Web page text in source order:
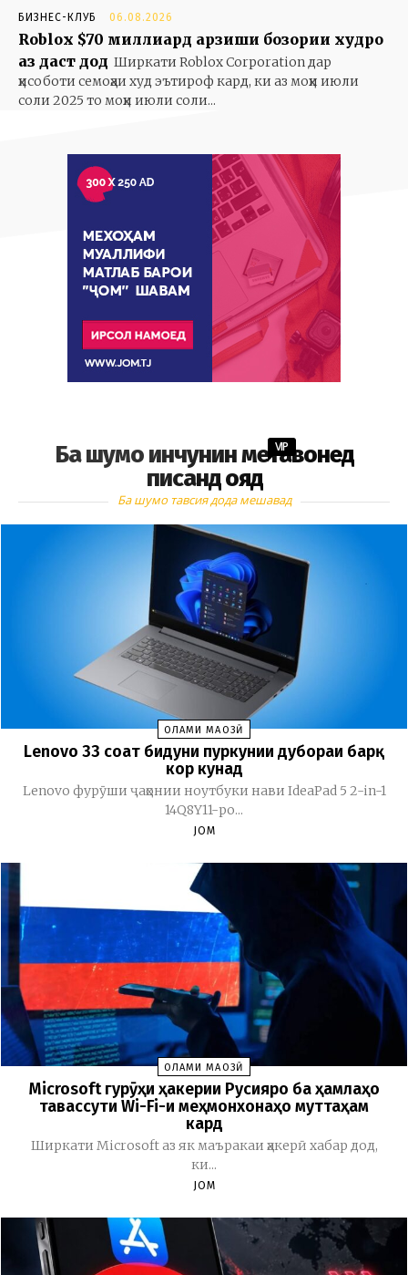
БИЗНЕС-КЛУБ 06.08.2026
Roblox $70 миллиард арзиши бозории худро
аз даст дод Ширкати Roblox Corporation дар
ҳисоботи семоҳаи худ эътироф кард, ки аз моҳи июли
соли 2025 то моҳи июли соли...
Ба шумо инчунин метавонед
писанд ояд
VIP
Ба шумо тавсия дода мешавад
ОЛАМИ МАҶОЗӢ
Lenovo 33 соат бидуни пуркунии дубораи барқ
кор кунад
Lenovo фурӯши ҷаҳонии ноутбуки нави IdeaPad 5 2-in-1
14Q8Y11-ро...
JOM
ОЛАМИ МАҶОЗӢ
Microsoft гурӯҳи ҳакерии Русияро ба ҳамлаҳо
тавассути Wi-Fi-и меҳмонхонаҳо муттаҳам
кард
Ширкати Microsoft аз як маъракаи ҳакерӣ хабар дод,
ки...
JOM